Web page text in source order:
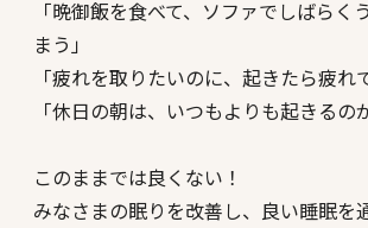
「晩御飯を食べて、ソファでしばらく
まう」
「疲れを取りたいのに、起きたら疲れ
「休日の朝は、いつもよりも起きるの
このままでは良くない！
みなさまの眠りを改善し、良い睡眠を